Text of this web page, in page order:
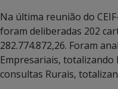
Na última reunião do
foram deliberadas 202
282.774.872,26. Foram
Empresariais, totalizando
consultas Rurais,